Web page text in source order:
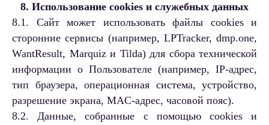
8. Использование cookies и служебных данных
8.1. Сайт может использовать файлы cookies и
сторонние сервисы (например, LPTracker, dmp.one,
WantResult, Marquiz и Tilda) для сбора технической
информации о Пользователе (например, IP-адрес,
тип браузера, операционная система, устройство,
разрешение экрана, MAC-адрес, часовой пояс).
8.2. Данные, собранные с помощью cookies и